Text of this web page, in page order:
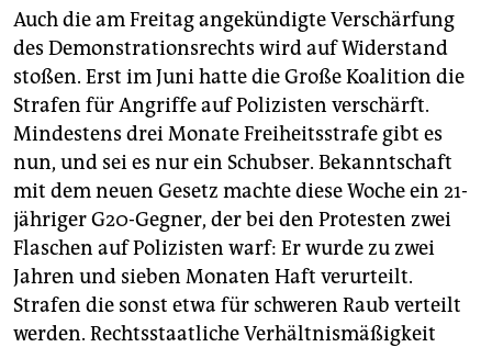
Auch die am Freitag angekündigte Verschärfung
des Demonstrationsrechts wird auf Widerstand
stoßen. Erst im Juni hatte die Große Koalition die
Strafen für Angriffe auf Polizisten verschärft.
Mindestens drei Monate Freiheitsstrafe gibt es
nun, und sei es nur ein Schubser. Bekanntschaft
mit dem neuen Gesetz machte diese Woche ein 21-
jähriger G20-Gegner, der bei den Protesten zwei
Flaschen auf Polizisten warf: Er wurde zu zwei
Jahren und sieben Monaten Haft verurteilt.
Strafen die sonst etwa für schweren Raub verteilt
werden. Rechtsstaatliche Verhältnismäßigkeit